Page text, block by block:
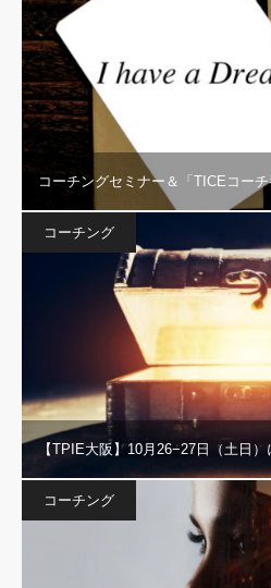
コーチングセミナー＆「TICEコー
コーチング
【TPIE大阪】10月26−27日（土日
コーチング